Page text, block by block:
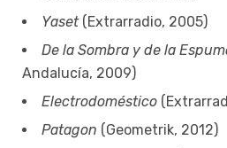
Yaset(Extrarradio, 2005)
De la Sombra y de la
Andalucía, 2009)
Electrodoméstico
Patagon (Geometrik, 2012)